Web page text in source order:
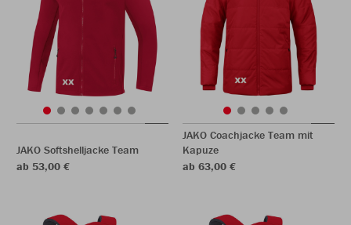
JAKO Softshelljacke Team
ab 53,00 €
JAKO Coachjacke Team mit
Kapuze
ab 63,00 €